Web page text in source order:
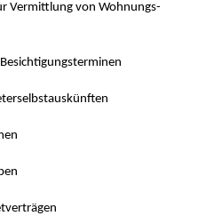
von Wohnungs-